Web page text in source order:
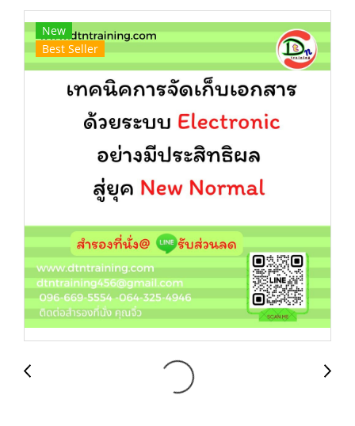
New
Best Seller